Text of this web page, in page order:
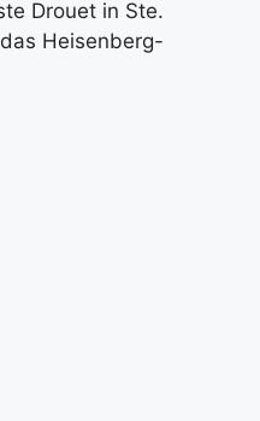
Drouet in Ste.
Heisenberg-